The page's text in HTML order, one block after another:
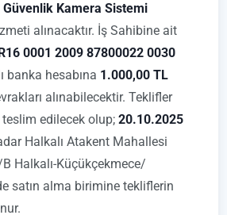
Kamera Sistemi
alınacaktır. İş Sahibine ait
0001 2009 87800022 0030
banka hesabına 1.000,00 TL
alınabilecektir. Teklifler
teslim edilecek olup;20.10.2025
Halkalı Atakent Mahallesi
Halkalı-Küçükçekmece/
satın alma birimine tekliflerin